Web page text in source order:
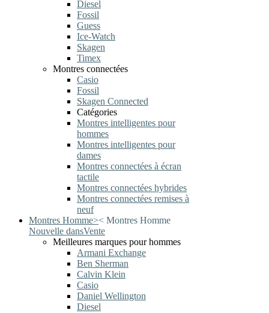
Diesel
Fossil
Guess
Ice-Watch
Skagen
Timex
Montres connectées
Casio
Fossil
Skagen Connected
Catégories
Montres intelligentes pour
hommes
Montres intelligentes pour
dames
Montres connectées à écran
tactile
Montres connectées hybrides
Montres connectées remises à
neuf
Montres Homme>< Montres Homme
Nouvelle dansVente
Meilleures marques pour hommes
Armani Exchange
Ben Sherman
Calvin Klein
Casio
Daniel Wellington
Diesel